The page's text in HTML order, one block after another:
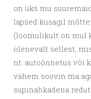
on üks mu
lapsed kusagil
(loomulikult on mul
olenevalt sellest,
nt. autoõnnetus või
vähem soovin ma
supinahkadena